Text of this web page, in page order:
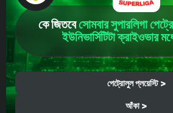
কে জিতবেসোমবার সুপারলিগা
ইউনিভার্সিটিটা ক্রাইওভার
পেট্রোলুল প্লয়েস্টি >
আঁকা >